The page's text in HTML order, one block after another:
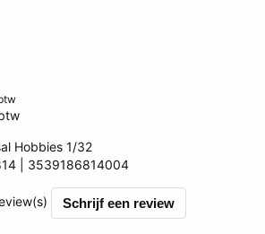
Hobbies 1/32
3539186814004
Schrijf een review